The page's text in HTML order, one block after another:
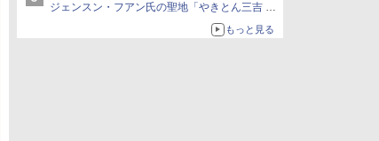
ジェンスン・フアン氏の聖地「やきとん三吉 神
田北口店」で「ご来店記念コース」を娘と堪能
～コース名を変更したのはNVIDIAに怒られたか
もっと見る